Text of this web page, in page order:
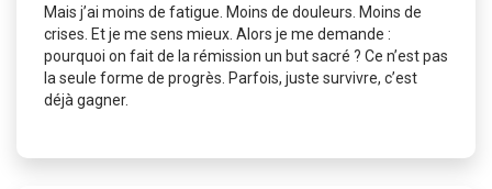
Mais j’ai moins de fatigue. Moins de douleurs. Moins de
crises. Et je me sens mieux. Alors je me demande :
pourquoi on fait de la rémission un but sacré ? Ce n’est pas
la seule forme de progrès. Parfois, juste survivre, c’est
déjà gagner.